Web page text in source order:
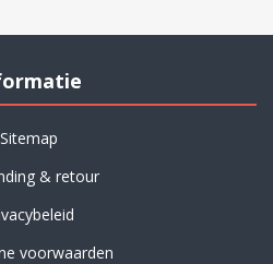
Sitemap
& retour
voorwaarden